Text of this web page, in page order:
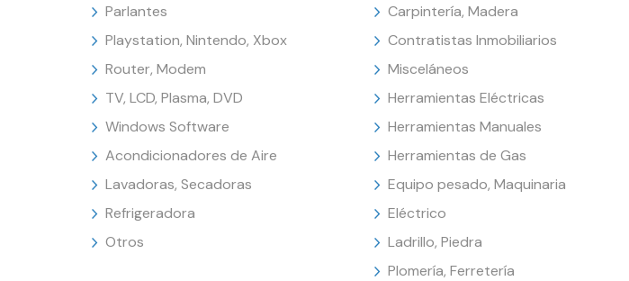
Parlantes
Playstation, Nintendo, Xbox
Router, Modem
TV, LCD, Plasma, DVD
Windows Software
Acondicionadores de Aire
Lavadoras, Secadoras
Refrigeradora
Otros
Carpintería, Madera
Contratistas Inmobiliarios
Misceláneos
Herramientas Eléctricas
Herramientas Manuales
Herramientas de Gas
Equipo pesado, Maquinaria
Eléctrico
Ladrillo, Piedra
Plomería, Ferretería